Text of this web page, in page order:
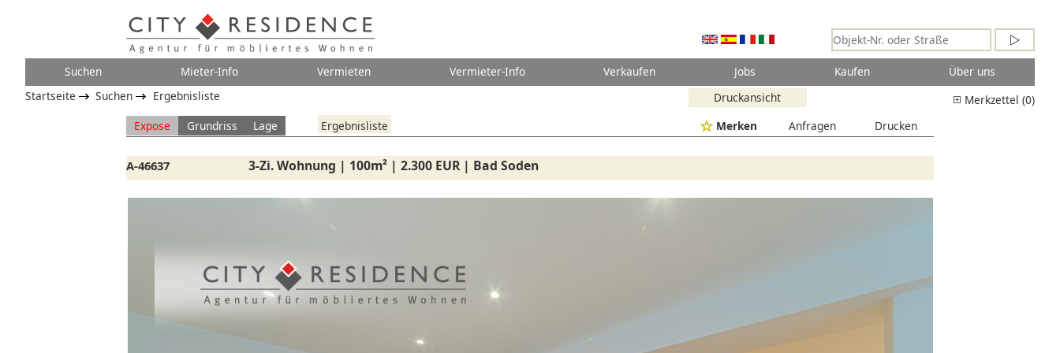
Suchen Mieter-Info Vermieten Vermieter-Info Verkaufen Jobs Kaufen
Über uns
Merkzettel (0)
Druckansicht
Startseite Suchen
Ergebnisliste
Expose
Grundriss Lage Ergebnisliste Drucken
Anfragen
Merken
A-46637 3-Zi. Wohnung | 100m² | 2.300 EUR | Bad Soden